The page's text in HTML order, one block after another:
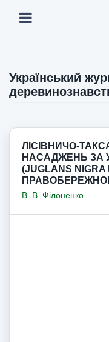
Український
ЛІСІВНИЧО-
НАСАДЖЕНЬ ЗА
(JUGLANS
В. В. Філоненко